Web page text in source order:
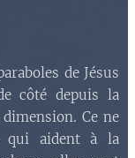
de Jésus
côté depuis la
Ce ne
qui aident à la